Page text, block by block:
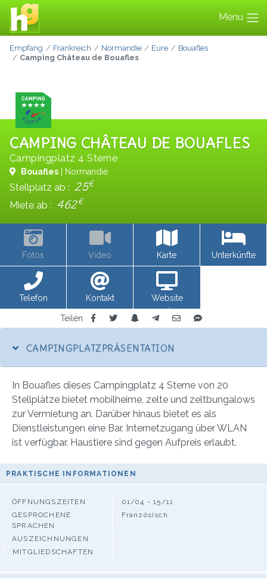
Menu
Empfang Frankreich Normandie Eure
Bouafles
Camping Château de Bouafles
CAMPING CHÂTEAU DE BOUAFLES
Campingplatz 4 Sterne
Bouafles | Normandie
Stellplatz ab : 25€
Miete ab : 462€
Fotos Video Karte Unterkünfte
Telefon Kontakt
Website
anzeigen
Teilen
CAMPINGPLATZPRÄSENTATION
In Bouafles dieses Campingplatz 4 Sterne von 20
Stellplätze bietet mobilheime, zelte und zeltbungalows
zur Vermietung an. Darüber hinaus bietet es als
Dienstleistungen eine Bar. Internetzugang über WLAN
ist verfügbar. Haustiere sind gegen Aufpreis erlaubt.
PRAKTISCHE INFORMATIONEN
ÖFFNUNGSZEITEN
01/04 - 15/11
GESPROCHENE
SPRACHEN
Französisch
AUSZEICHNUNGEN
MITGLIEDSCHAFTEN